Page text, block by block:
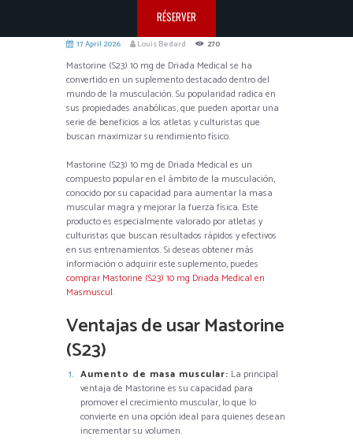
RÉSERVER
17 April 2026 Louis Bedard 270
Mastorine (S23) 10 mg de Driada Medical se ha
convertido en un suplemento destacado dentro del
mundo de la musculación. Su popularidad radica en
sus propiedades anabólicas, que pueden aportar una
serie de beneficios a los atletas y culturistas que
buscan maximizar su rendimiento físico.
Mastorine (S23) 10 mg de Driada Medical es un
compuesto popular en el ámbito de la musculación,
conocido por su capacidad para aumentar la masa
muscular magra y mejorar la fuerza física. Este
producto es especialmente valorado por atletas y
culturistas que buscan resultados rápidos y efectivos
en sus entrenamientos. Si deseas obtener más
información o adquirir este suplemento, puedes
comprar Mastorine (S23) 10 mg Driada Medical en
Masmuscul.
Ventajas de usar Mastorine
(S23)
Aumento de masa muscular: La principal
ventaja de Mastorine es su capacidad para
promover el crecimiento muscular, lo que lo
convierte en una opción ideal para quienes desean
incrementar su volumen.